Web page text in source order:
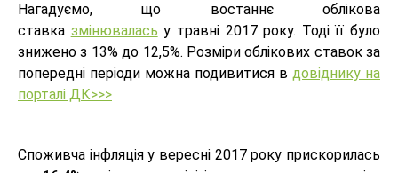
Нагадуємо, що востаннє облікова
ставка змінювалась у травні 2017 року. Тоді її було
знижено з 13% до 12,5%. Розміри облікових ставок за
попередні періоди можна подивитися в довіднику на
порталі ДК>>>
Споживча інфляція у вересні 2017 року прискорилась